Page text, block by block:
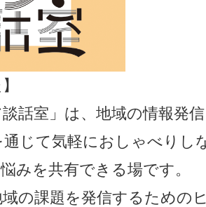
談話室」は、地域の情報発
じて気軽におしゃべりし
みを共有できる場です。
の課題を発信するための